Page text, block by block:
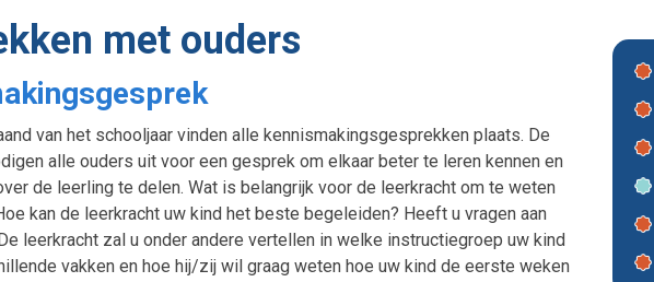
Groep 1-2 D
Groep 1-2 E
Groep 3A
Vakken Groep 3
Groep 3B
De Vreedzame School
Kletskaarten
Cultuuronderwijs
Bibliotheek op school
TOS medium setting
met ouders
van het schooljaar vinden alle kennismakingsgesprekken plaats. De
alle ouders uit voor een gesprek om elkaar beter te leren kennen en
de leerling te delen. Wat is belangrijk voor de leerkracht om te weten
kan de leerkracht uw kind het beste begeleiden? Heeft u vragen aan
leerkracht zal u onder andere vertellen in welke instructiegroep uw kind
vakken en hoe hij/zij wil graag weten hoe uw kind de eerste weken